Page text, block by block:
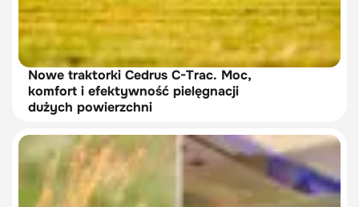
Nowe traktorki Cedrus C-Trac. Moc,
komfort i efektywność pielęgnacji
dużych powierzchni